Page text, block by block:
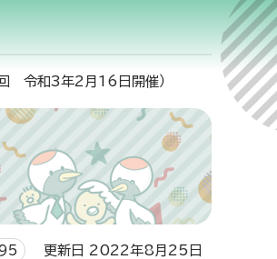
令和3年2月16日開催）
更新日 2022年8月25日